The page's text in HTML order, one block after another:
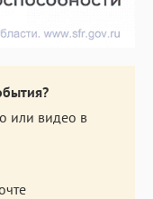
или видео в